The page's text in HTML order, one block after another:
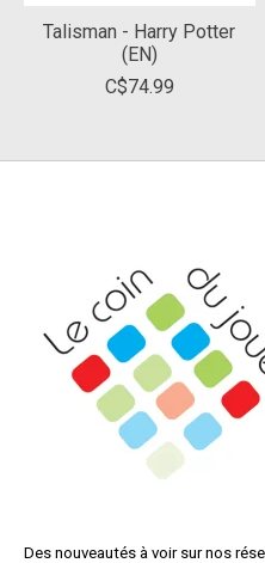
Talisman - Harry Potter
(EN)
C$74.99
Des nouveautés à voir sur nos